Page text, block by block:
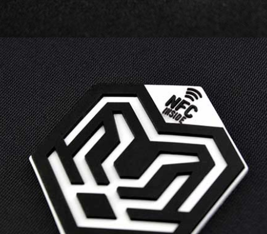
3D SILICONE | MOULDED SILICONE
NFC intègre une puce NFC pour des
interactions intelligentes.